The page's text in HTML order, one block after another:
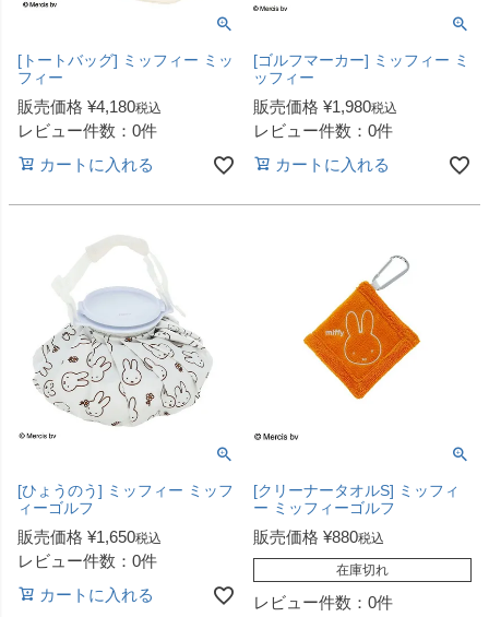
[トートバッグ] ミッフィー ミッ
フィー
販売価格 ¥4,180税込
レビュー件数：0件
カートに入れる
[ゴルフマーカー] ミッフィー ミ
ッフィー
販売価格 ¥1,980税込
レビュー件数：0件
カートに入れる
[ひょうのう] ミッフィー ミッフ
ィーゴルフ
販売価格 ¥1,650税込
レビュー件数：0件
カートに入れる
[クリーナータオルS] ミッフィ
ー ミッフィーゴルフ
販売価格 ¥880税込
在庫切れ
レビュー件数：0件